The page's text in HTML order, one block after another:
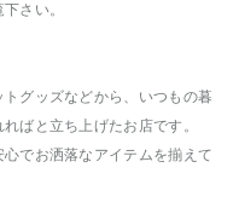
さい。
グッズなどから、いつもの暮
ばと立ち上げたお店です。
でお洒落なアイテムを揃えて